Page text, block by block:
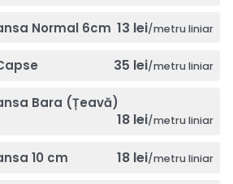
Normal 6cm 13 lei/metru liniar
35 lei/metru liniar
Bara (Țeavă)
18 lei/metru liniar
10 cm 18 lei/metru liniar